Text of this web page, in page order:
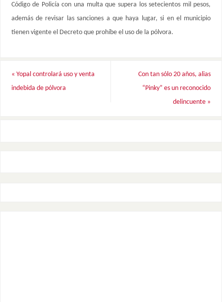
Código de Policía con una multa que supera los setecientos mil pesos,
además de revisar las sanciones a que haya lugar, si en el municipio
tienen vigente el Decreto que prohíbe el uso de la pólvora.
« Yopal controlará uso y venta
indebida de pólvora
Con tan sólo 20 años, alias
“Pinky” es un reconocido
delincuente »